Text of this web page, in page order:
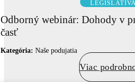
LEGISLATÍVA
Odborný webinár: Dohody v
časť
Kategória: Naše podujatia
Viac